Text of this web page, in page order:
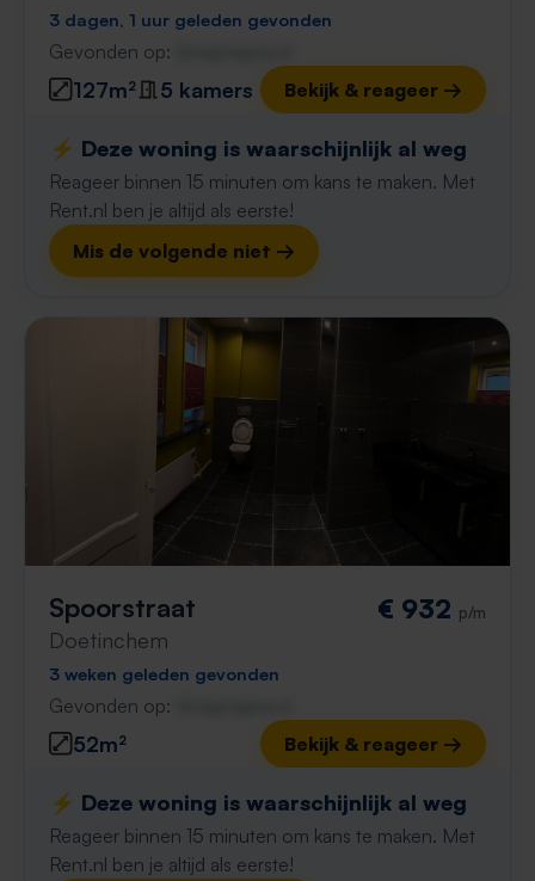
3 dagen, 1 uur geleden gevonden
Gevonden op:
127m² 5 kamers Bekijk & reageer →
⚡️ Deze woning is waarschijnlijk al weg
Reageer binnen 15 minuten om kans te maken. Met
Rent.nl ben je altijd als eerste!
Mis de volgende niet →
Spoorstraat
Doetinchem
€ 932 p/m
3 weken geleden gevonden
Gevonden op:
52m² Bekijk & reageer →
⚡️ Deze woning is waarschijnlijk al weg
Reageer binnen 15 minuten om kans te maken. Met
Rent.nl ben je altijd als eerste!